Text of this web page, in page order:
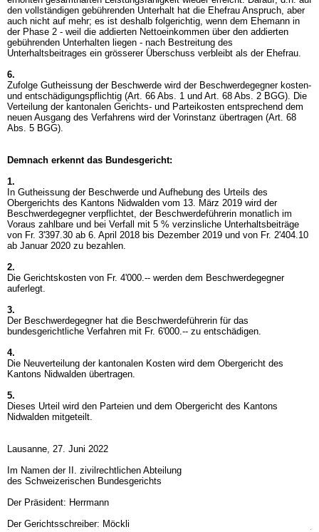
den vollständigen gebührenden Unterhalt hat die Ehefrau Anspruch, aber
auch nicht auf mehr; es ist deshalb folgerichtig, wenn dem Ehemann in
der Phase 2 - weil die addierten Nettoeinkommen über den addierten
gebührenden Unterhalten liegen - nach Bestreitung des
Unterhaltsbeitrages ein grösserer Überschuss verbleibt als der Ehefrau.
6.
Zufolge Gutheissung der Beschwerde wird der Beschwerdegegner kosten-
und entschädigungspflichtig (Art. 66 Abs. 1 und Art. 68 Abs. 2 BGG). Die
Verteilung der kantonalen Gerichts- und Parteikosten entsprechend dem
neuen Ausgang des Verfahrens wird der Vorinstanz übertragen (Art. 68
Abs. 5 BGG).
Demnach erkennt das Bundesgericht:
1.
In Gutheissung der Beschwerde und Aufhebung des Urteils des
Obergerichts des Kantons Nidwalden vom 13. März 2019 wird der
Beschwerdegegner verpflichtet, der Beschwerdeführerin monatlich im
Voraus zahlbare und bei Verfall mit 5 % verzinsliche Unterhaltsbeiträge
von Fr. 3'397.30 ab 6. April 2018 bis Dezember 2019 und von Fr. 2'404.10
ab Januar 2020 zu bezahlen.
2.
Die Gerichtskosten von Fr. 4'000.-- werden dem Beschwerdegegner
auferlegt.
3.
Der Beschwerdegegner hat die Beschwerdeführerin für das
bundesgerichtliche Verfahren mit Fr. 6'000.-- zu entschädigen.
4.
Die Neuverteilung der kantonalen Kosten wird dem Obergericht des
Kantons Nidwalden übertragen.
5.
Dieses Urteil wird den Parteien und dem Obergericht des Kantons
Nidwalden mitgeteilt.
Lausanne, 27. Juni 2022
Im Namen der II. zivilrechtlichen Abteilung
des Schweizerischen Bundesgerichts
Der Präsident: Herrmann
Der Gerichtsschreiber: Möckli